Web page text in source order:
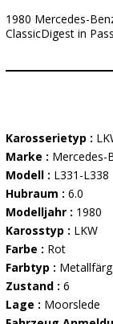
1980 Mercedes-
ClassicDigest in
Karosserietyp :
Marke : Mercedes-
Modell : L331-L338
Hubraum : 6.0
Modelljahr : 1980
Karosstyp : LKW
Farbe : Rot
Farbtyp : Metallfärg
Zustand : 6
Lage : Moorslede